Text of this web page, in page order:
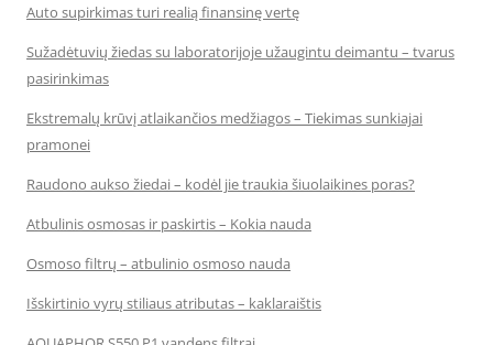
Auto supirkimas turi realią finansinę vertę
Sužadėtuvių žiedas su laboratorijoje užaugintu deimantu – tvarus
pasirinkimas
Ekstremalų krūvį atlaikančios medžiagos – Tiekimas sunkiajai
pramonei
Raudono aukso žiedai – kodėl jie traukia šiuolaikines poras?
Atbulinis osmosas ir paskirtis – Kokia nauda
Osmoso filtrų – atbulinio osmoso nauda
Išskirtinio vyrų stiliaus atributas – kaklaraištis